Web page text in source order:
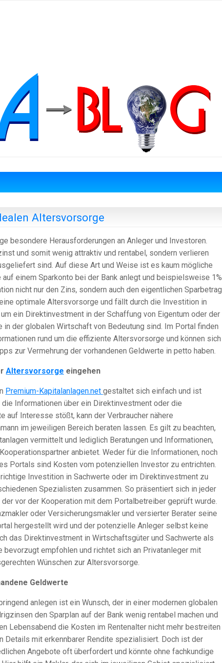
Altersvorsorge
besondere Herausforderungen an Anleger und Investoren.
und somit wenig attraktiv und rentabel, sondern verlieren
sind. Auf diese Art und Weise ist es kaum mögliche
einem Sparkonto bei der Bank anlegt und beispielsweise 1%
nicht nur den Zins, sondern auch den eigentlichen Sparbetrag
optimale Altersvorsorge und fällt durch die Investition in
ein Direktinvestment in der Schaffung von Eigentum oder der
der globalen Wirtschaft von Bedeutung sind. Im Portal finden
rund um die effiziente Altersvorsorge und können sich
zur Vermehrung der vorhandenen Geldwerte in petto haben.
Altersvorsorge eingehen
Premium-Kapitalanlagen.net gestaltet sich einfach und ist
Informationen über ein Direktinvestment oder die
Interesse stößt, kann der Verbraucher nähere
im jeweiligen Bereich beraten lassen. Es gilt zu beachten,
vermittelt und lediglich Beratungen und Informationen,
anbietet. Weder für die Informationen, noch
Portals sind Kosten vom potenziellen Investor zu entrichten.
Investition in Sachwerte oder im Direktinvestment zu
Spezialisten zusammen. So präsentiert sich in jeder
vor der Kooperation mit dem Portalbetreiber geprüft wurde.
oder Versicherungsmakler und versierter Berater seine
hergestellt wird und der potenzielle Anleger selbst keine
das Direktinvestment in Wirtschaftsgüter und Sachwerte als
empfohlen und richtet sich an Privatanleger mit
Wünschen zur Altersvorsorge.
Geldwerte
anlegen ist ein Wunsch, der in einer modernen globalen
den Sparplan auf der Bank wenig rentabel machen und
Lebensabend die Kosten im Rentenalter nicht mehr bestreiten
Details mit erkennbarer Rendite spezialisiert. Doch ist der
Angebote oft überfordert und könnte ohne fachkundige